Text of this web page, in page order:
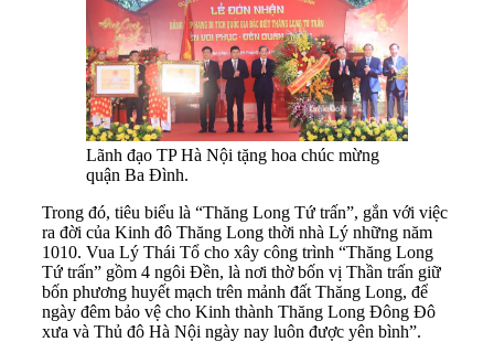
Lãnh đạo TP Hà Nội tặng hoa chúc mừng
quận Ba Đình.
Trong đó, tiêu biểu là “Thăng Long Tứ trấn”, gắn với việc
ra đời của Kinh đô Thăng Long thời nhà Lý những năm
1010. Vua Lý Thái Tổ cho xây công trình “Thăng Long
Tứ trấn” gồm 4 ngôi Đền, là nơi thờ bốn vị Thần trấn giữ
bốn phương huyết mạch trên mảnh đất Thăng Long, để
ngày đêm bảo vệ cho Kinh thành Thăng Long Đông Đô
xưa và Thủ đô Hà Nội ngày nay luôn được yên bình”.